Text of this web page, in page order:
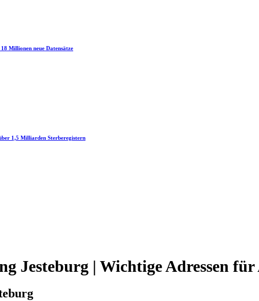
Millionen neue Datensätze
1,5 Milliarden Sterberegistern
Jesteburg | Wichtige Adressen